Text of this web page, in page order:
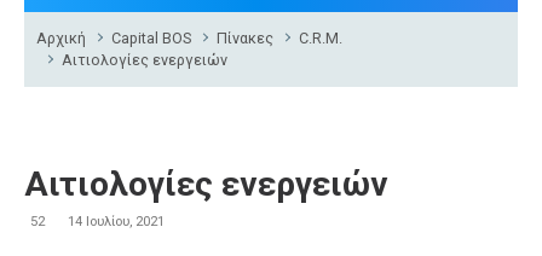
Αρχική Capital BOS Πίνακες
C.R.M.
Αιτιολογίες ενεργειών
Αιτιολογίες ενεργειών
52 14 Ιουλίου, 2021